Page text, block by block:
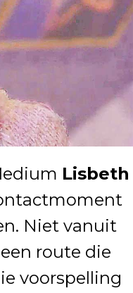
Lisbeth
Niet vanuit
route die
voorspelling